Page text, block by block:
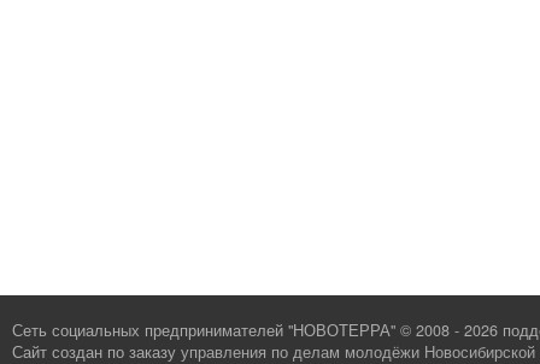
Сеть социальных предпринимателей "НОВОТЕРРА" © 2008 - 2026
Сайт создан по заказу управления по делам молодёжи Новосибирской